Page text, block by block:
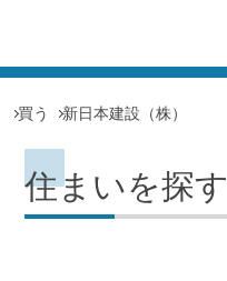
買う 新日本建設（株）
住まいを探す